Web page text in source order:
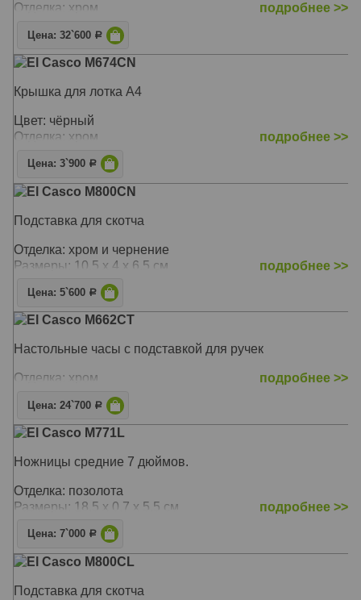
Отделка: хром подробнее >>
Цена: 32`600 Р
El Casco M674CN
Крышка для лотка A4
Цвет: чёрный
Отделка: хром
подробнее >>
Цена: 3`900 Р
El Casco M800CN
Подставка для скотча
Отделка: хром и чернение
Размеры: 10.5 x 4 x 6.5 см
подробнее >>
Цена: 5`600 Р
El Casco M662CT
Настольные часы с подставкой для ручек
Отделка: хром подробнее >>
Цена: 24`700 Р
El Casco M771L
Ножницы средние 7 дюймов.
Отделка: позолота
Размеры: 18.5 x 0.7 x 5.5 см
подробнее >>
Цена: 7`000 Р
El Casco M800CL
Подставка для скотча